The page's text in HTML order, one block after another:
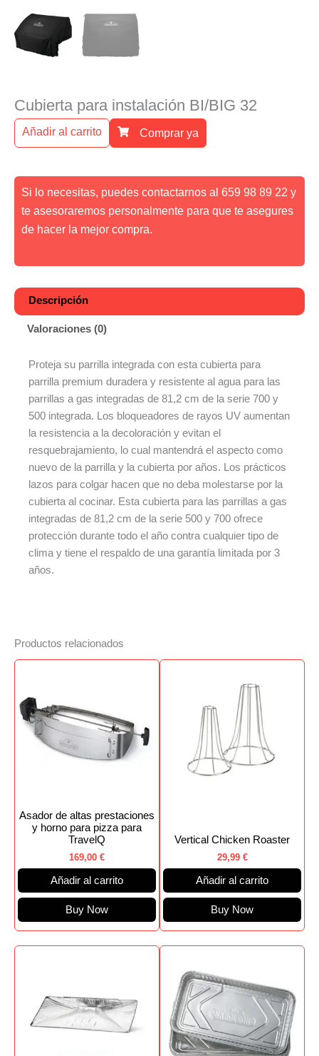
Cubierta para instalación BI/BIG 32
Añadir al carrito Comprar ya
Si lo necesitas, puedes contactarnos al 659 98 89 22 y
te asesoraremos personalmente para que te asegures
de hacer la mejor compra.
Descripción
Valoraciones (0)
Proteja su parrilla integrada con esta cubierta para
parrilla premium duradera y resistente al agua para las
parrillas a gas integradas de 81,2 cm de la serie 700 y
500 integrada. Los bloqueadores de rayos UV aumentan
la resistencia a la decoloración y evitan el
resquebrajamiento, lo cual mantendrá el aspecto como
nuevo de la parrilla y la cubierta por años. Los prácticos
lazos para colgar hacen que no deba molestarse por la
cubierta al cocinar. Esta cubierta para las parrillas a gas
integradas de 81,2 cm de la serie 500 y 700 ofrece
protección durante todo el año contra cualquier tipo de
clima y tiene el respaldo de una garantía limitada por 3
años.
Productos relacionados
Asador de altas prestaciones
y horno para pizza para
TravelQ
169,00 €
Añadir al carrito
Buy Now
Vertical Chicken Roaster
29,99 €
Añadir al carrito
Buy Now